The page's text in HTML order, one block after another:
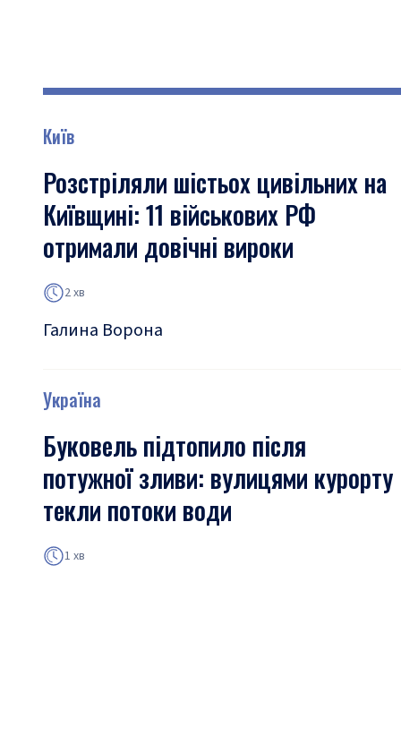
Київ
Розстріляли шістьох цивільних на
Київщині: 11 військових РФ
отримали довічні вироки
2 хв
Галина Ворона
Україна
Буковель підтопило після
потужної зливи: вулицями курорту
текли потоки води
1 хв